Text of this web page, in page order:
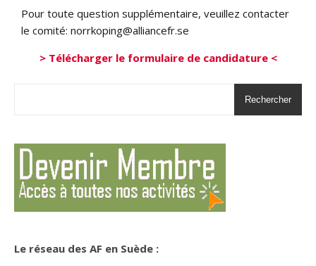
Pour toute question supplémentaire, veuillez contacter
le comité: norrkoping@alliancefr.se
> Télécharger le formulaire de candidature <
Rechercher
Le réseau des AF en Suède :